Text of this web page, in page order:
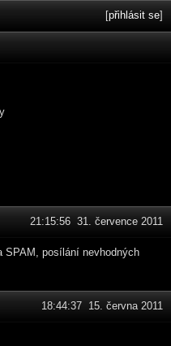
[přihlásit se]
21:15:56 31. července 2011
SPAM, posílání nevhodných
18:44:37 15. června 2011